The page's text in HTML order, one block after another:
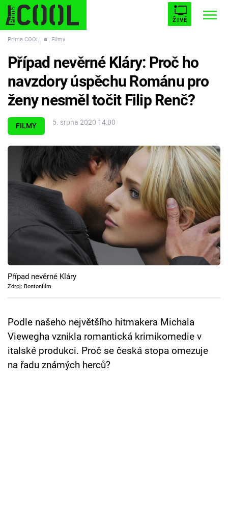
ŽIVĚ
ESCAPE PLNEJ KOTEL AVENGERS 5
Témata
Filmy
Seriály
Cool Esport
Pořady
TV Program
Přihlášení
Prima COOL ■ Filmy
FILMY 5. srpna 2020 14:00
Případ nevěrné Kláry: Proč ho
navzdory úspěchu Románu pro
ženy nesměl točit Filip Renč?
Případ nevěrné Kláry
Zdroj: Bontonfilm
Podle našeho největšího hitmakera Michala
Viewegha vznikla romantická krimikomedie v
italské produkci. Proč se česká stopa omezuje
na řadu známých herců?